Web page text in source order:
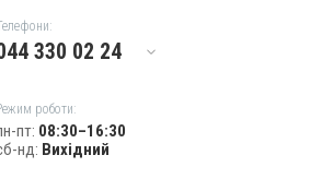
330 02 24
роботи:
пт: 08:30–16:30
нд: Вихідний